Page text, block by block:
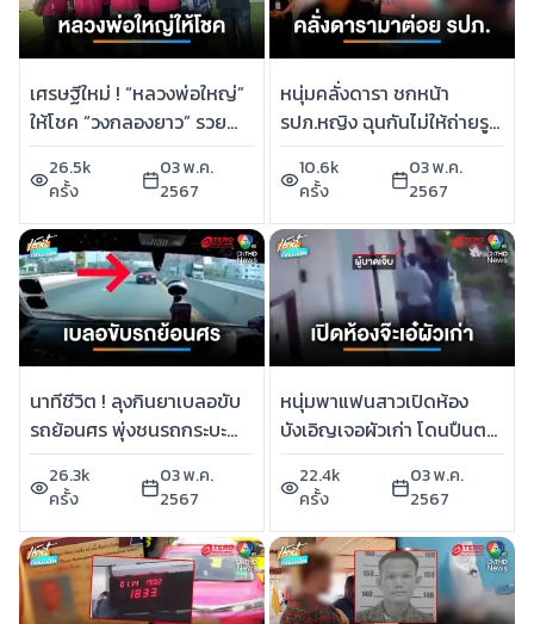
เศรษฐีใหม่ ! “หลวงพ่อใหญ่”
ให้โชค “วงกลองยาว” รวย
เป็นแสน | เช้านี้ที่หมอชิต
26.5k
ครั้ง
03 พ.ค.
2567
หนุ่มคลั่งดารา ชกหน้า
รปภ.หญิง ฉุนกันไม่ให้ถ่ายรูป
| เช้านี้ที่หมอชิต
10.6k
ครั้ง
03 พ.ค.
2567
นาทีชีวิต ! ลุงกินยาเบลอขับ
รถย้อนศร พุ่งชนรถกระบะ
หวิดดับ | เช้านี้ที่หมอชิต
26.3k
ครั้ง
03 พ.ค.
2567
หนุ่มพาแฟนสาวเปิดห้อง
บังเอิญเจอผัวเก่า โดนปืนตบ
เลือดอาบ | เช้านี้ที่หมอชิต
22.4k
ครั้ง
03 พ.ค.
2567